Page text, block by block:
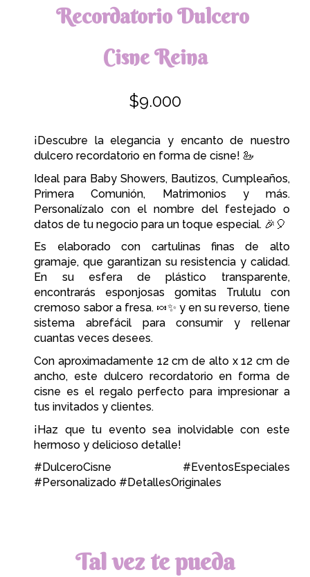
Recordatorio Dulcero
Cisne Reina
$9.000
¡Descubre la elegancia y encanto de nuestro
dulcero recordatorio en forma de cisne! 🦢
Ideal para Baby Showers, Bautizos, Cumpleaños,
Primera Comunión, Matrimonios y más.
Personalízalo con el nombre del festejado o
datos de tu negocio para un toque especial. 🎉🎈
Es elaborado con cartulinas finas de alto
gramaje, que garantizan su resistencia y calidad.
En su esfera de plástico transparente,
encontrarás esponjosas gomitas Trululu con
cremoso sabor a fresa. 🍬✨ y en su reverso, tiene
sistema abrefácil para consumir y rellenar
cuantas veces desees.
Con aproximadamente 12 cm de alto x 12 cm de
ancho, este dulcero recordatorio en forma de
cisne es el regalo perfecto para impresionar a
tus invitados y clientes.
¡Haz que tu evento sea inolvidable con este
hermoso y delicioso detalle!
#DulceroCisne #EventosEspeciales
#Personalizado #DetallesOriginales
Tal vez te pueda